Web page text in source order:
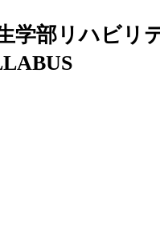
部リハビリ